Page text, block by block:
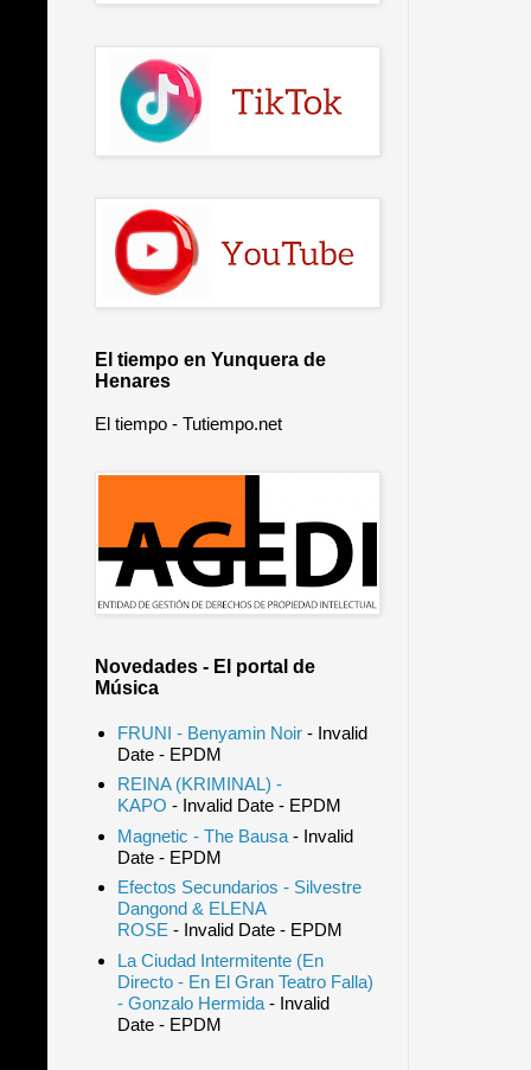
El tiempo en Yunquera de
Henares
El tiempo - Tutiempo.net
Novedades - El portal de
Música
FRUNI - Benyamin Noir- Invalid
Date- EPDM
REINA (KRIMINAL) -
KAPO - Invalid Date- EPDM
Magnetic - The Bausa- Invalid
Date- EPDM
Efectos Secundarios - Silvestre
Dangond & ELENA
ROSE - Invalid Date- EPDM
La Ciudad Intermitente (En
Directo - En El Gran Teatro Falla)
- Gonzalo Hermida- Invalid
Date- EPDM